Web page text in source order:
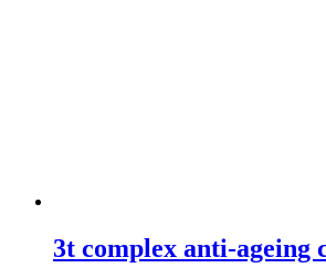
3t complex anti-ageing